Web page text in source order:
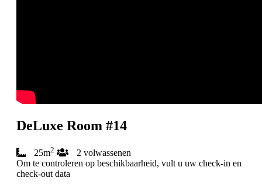
DeLuxe Room #14
25m2
2 volwassenen
Om te controleren op beschikbaarheid, vult u uw check-in en
check-out data